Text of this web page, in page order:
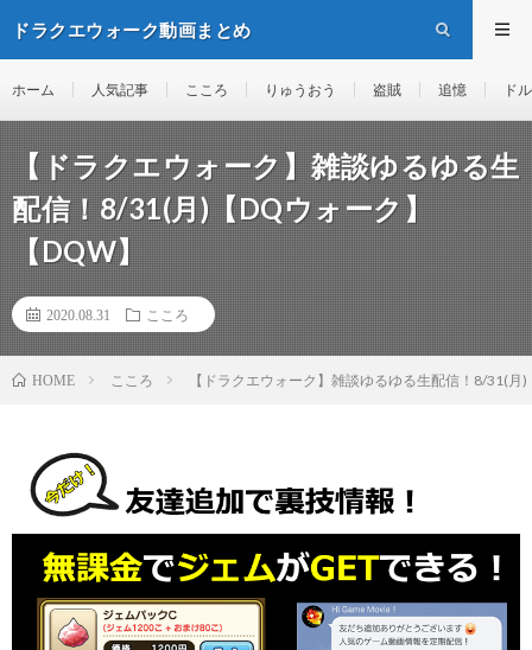
ドラクエウォーク動画まとめ
ホーム 人気記事 こころ りゅうおう 盗賊 追憶 ド
【ドラクエウォーク】雑談ゆるゆる生
配信！8/31(月)【DQウォーク】
【DQW】
2020.08.31 こころ
HOME こころ 【ドラクエウォーク】雑談ゆるゆる生配信！8/31(